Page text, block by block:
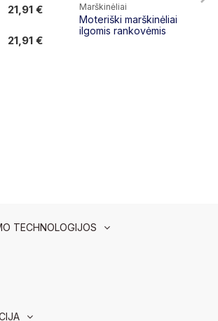
21,91 €
21,91 €
Marškinėliai
Moteriški marškinėliai
ilgomis rankovėmis
TECHNOLOGIJOS